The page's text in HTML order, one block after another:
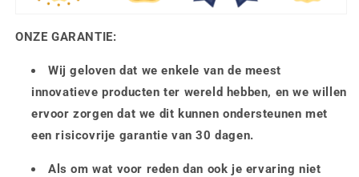
ONZE GARANTIE:
Wij geloven dat we enkele van de meest
innovatieve producten ter wereld hebben, en we willen
ervoor zorgen dat we dit kunnen ondersteunen met
een risicovrije garantie van 30 dagen.
Als om wat voor reden dan ook je ervaring niet